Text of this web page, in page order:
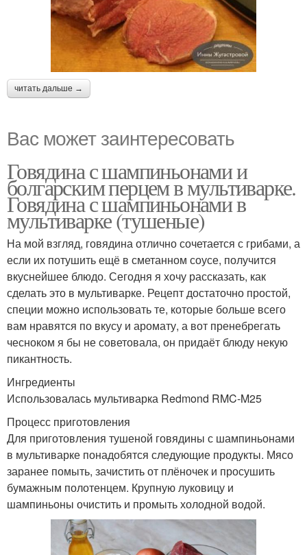
читать дальше →
Вас может заинтересовать
Говядина с шампиньонами и
болгарским перцем в мультиварке.
Говядина с шампиньонами в
мультиварке (тушеные)
На мой взгляд, говядина отлично сочетается с грибами, а
если их потушить ещё в сметанном соусе, получится
вкуснейшее блюдо. Сегодня я хочу рассказать, как
сделать это в мультиварке. Рецепт достаточно простой,
специи можно использовать те, которые больше всего
вам нравятся по вкусу и аромату, а вот пренебрегать
чесноком я бы не советовала, он придаёт блюду некую
пикантность.
Ингредиенты
Использовалась мультиварка Redmond RMC-M25
Процесс приготовления
Для приготовления тушеной говядины с шампиньонами
в мультиварке понадобятся следующие продукты. Мясо
заранее помыть, зачистить от плёночек и просушить
бумажным полотенцем. Крупную луковицу и
шампиньоны очистить и промыть холодной водой.